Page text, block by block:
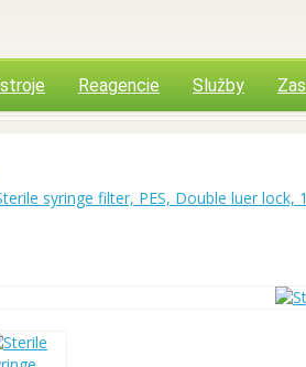
Reagencie Služby
syringe filter, PES, Double luer lock,